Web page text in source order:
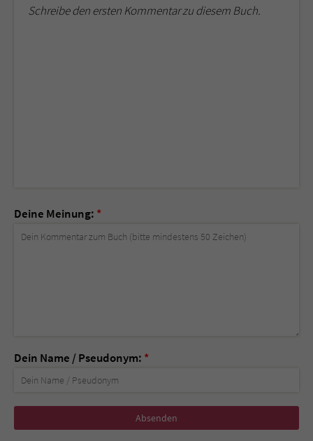
Schreibe den ersten Kommentar zu diesem Buch.
Deine Meinung: *
Dein Name / Pseudonym: *
Nicht
ausfüllen!